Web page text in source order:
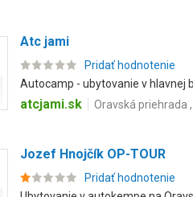
Atc jami
Pridať hodnotenie
Autocamp - ubytovanie v hlavnej
atcjami.sk Oravská priehrada
Jozef Hnojčík OP-TOUR
Pridať hodnotenie